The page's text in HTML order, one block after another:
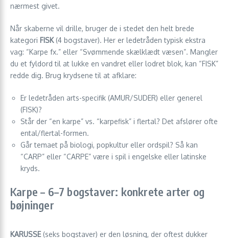
nærmest givet.
Når skaberne vil drille, bruger de i stedet den helt brede
kategori FISK(4 bogstaver). Her er ledetråden typisk ekstra
vag: “Karpe fx.” eller “Svømmende skælklædt væsen”. Mangler
du et fyld­ord til at lukke en vandret eller lodret blok, kan “FISK”
redde dig. Brug krydsene til at afklare:
Er ledetråden arts-specifik (AMUR/SUDER) eller generel
(FISK)?
Står der “en karpe” vs. “karpefisk” i flertal? Det afslører ofte
ental/flertal-formen.
Går temaet på biologi, popkultur eller ordspil? Så kan
“CARP” eller “CARPE” være i spil i engelske eller latinske
kryds.
Karpe – 6–7 bogstaver: konkrete arter og
bøjninger
KARUSSE(seks bogstaver) er den løs­ning, der oftest dukker